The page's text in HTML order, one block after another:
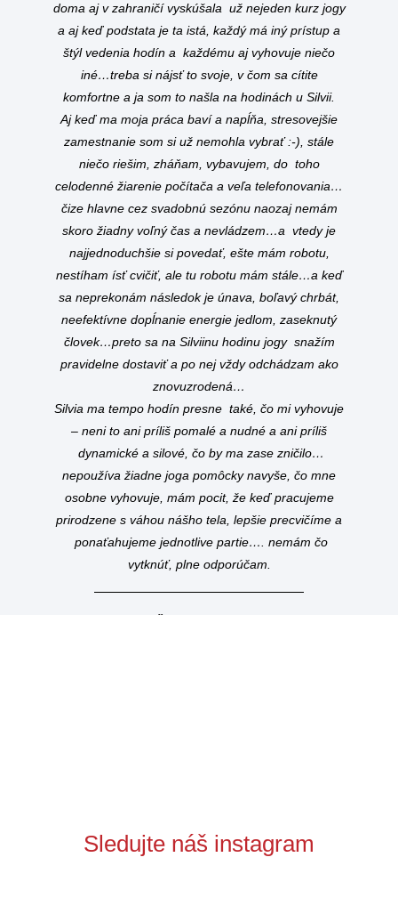
doma aj v zahraničí vyskúšala už nejeden kurz jogy
a aj keď podstata je ta istá, každý má iný prístup a
štýl vedenia hodín a každému aj vyhovuje niečo
iné…treba si nájsť to svoje, v čom sa cítite
komfortne a ja som to našla na hodinách u Silvii.
Aj keď ma moja práca baví a napĺňa, stresovejšie
zamestnanie som si už nemohla vybrať :-), stále
niečo riešim, zháňam, vybavujem, do toho
celodenné žiarenie počítača a veľa telefonovania…
čize hlavne cez svadobnú sezónu naozaj nemám
skoro žiadny voľný čas a nevládzem…a vtedy je
najjednoduchšie si povedať, ešte mám robotu,
nestíham ísť cvičiť, ale tu robotu mám stále…a keď
sa neprekonám následok je únava, boľavý chrbát,
neefektívne dopĺnanie energie jedlom, zaseknutý
človek…preto sa na Silviinu hodinu jogy snažím
pravidelne dostaviť a po nej vždy odchádzam ako
znovuzrodená…
Silvia ma tempo hodín presne také, čo mi vyhovuje
– neni to ani príliš pomalé a nudné a ani príliš
dynamické a silové, čo by ma zase zničilo…
nepoužíva žiadne joga pomôcky navyše, čo mne
osobne vyhovuje, mám pocit, že keď pracujeme
prirodzene s váhou nášho tela, lepšie precvičíme a
ponaťahujeme jednotlive partie…. nemám čo
vytknúť, plne odporúčam.
Sledujte náš instagram